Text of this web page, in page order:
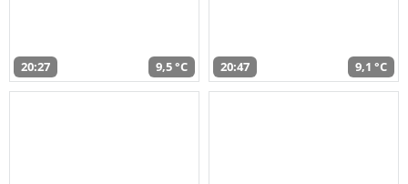
20:27 9,5 °C 20:47 9,1 °C